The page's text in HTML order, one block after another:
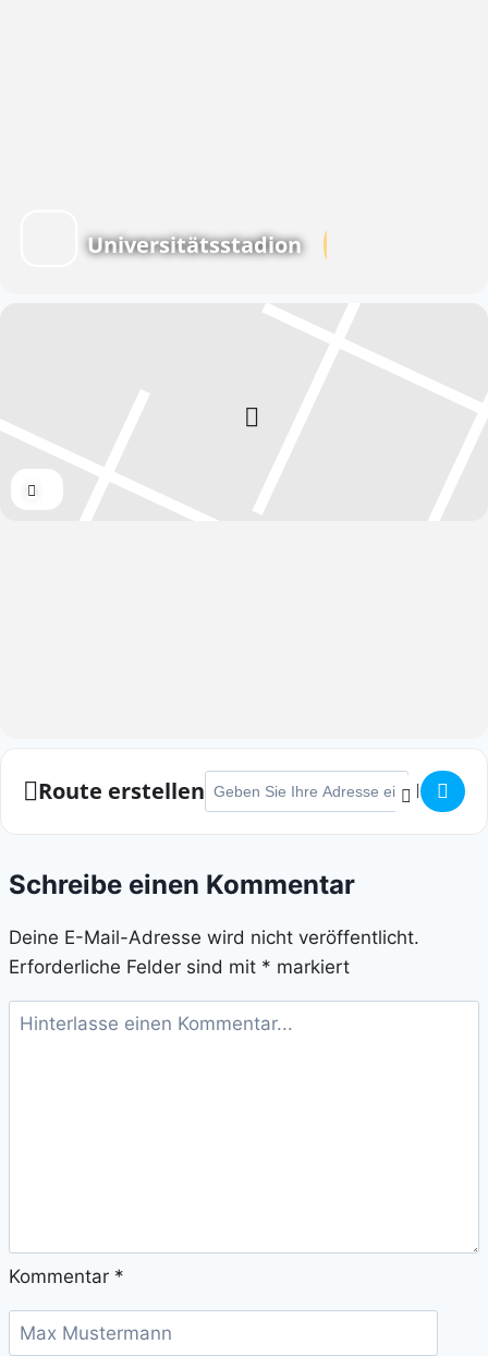
Universitätsstadion
Route erstellen Adresse - Marburger Nachtmarathon []
Schreibe einen Kommentar
Deine E-Mail-Adresse wird nicht veröffentlicht.
Erforderliche Felder sind mit * markiert
Kommentar *